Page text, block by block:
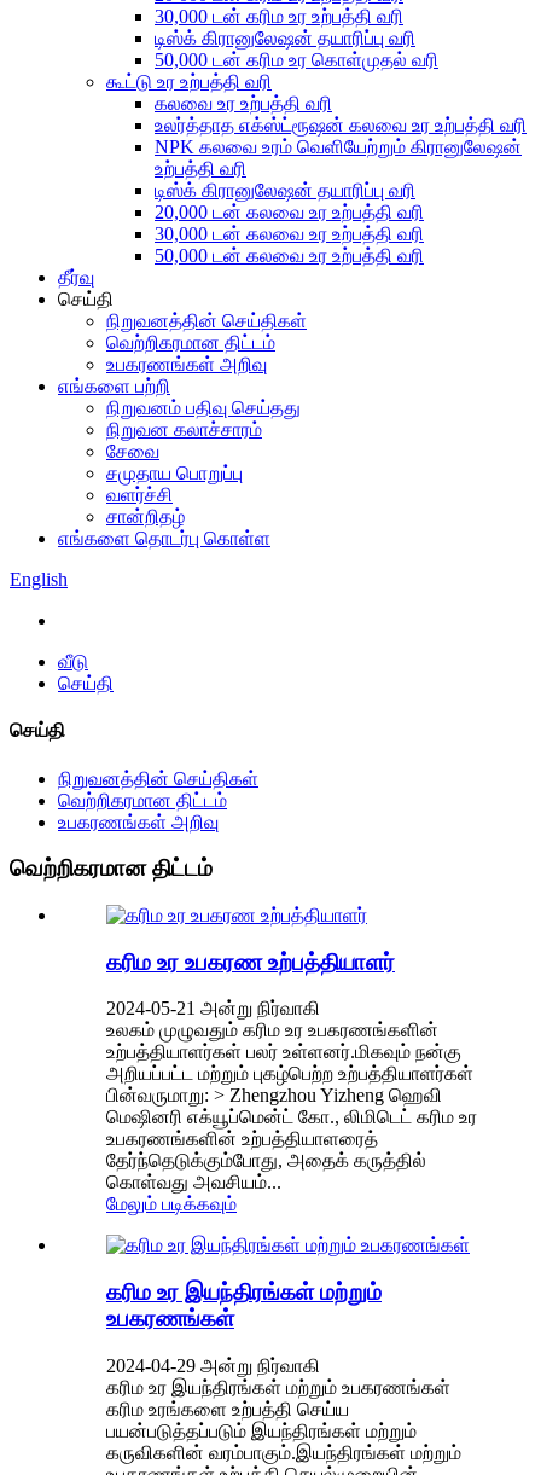
30,000 டன் கரிம உர உற்பத்தி வரி
டிஸ்க் கிரானுலேஷன் தயாரிப்பு வரி
50,000 டன் கரிம உர கொள்முதல் வரி
கூட்டு உர உற்பத்தி வரி
கலவை உர உற்பத்தி வரி
உலர்த்தாத எக்ஸ்ட்ரூஷன் கலவை உர உற்பத்தி வரி
NPK கலவை உரம் வெளியேற்றும் கிரானுலேஷன்
உற்பத்தி வரி
டிஸ்க் கிரானுலேஷன் தயாரிப்பு வரி
20,000 டன் கலவை உர உற்பத்தி வரி
30,000 டன் கலவை உர உற்பத்தி வரி
50,000 டன் கலவை உர உற்பத்தி வரி
தீர்வு
செய்தி
நிறுவனத்தின் செய்திகள்
வெற்றிகரமான திட்டம்
உபகரணங்கள் அறிவு
எங்களை பற்றி
நிறுவனம் பதிவு செய்தது
நிறுவன கலாச்சாரம்
சேவை
சமுதாய பொறுப்பு
வளர்ச்சி
சான்றிதழ்
எங்களை தொடர்பு கொள்ள
English
வீடு
செய்தி
செய்தி
நிறுவனத்தின் செய்திகள்
வெற்றிகரமான திட்டம்
உபகரணங்கள் அறிவு
வெற்றிகரமான திட்டம்
கரிம உர உபகரண உற்பத்தியாளர்
2024-05-21 அன்று நிர்வாகி
உலகம் முழுவதும் கரிம உர உபகரணங்களின்
உற்பத்தியாளர்கள் பலர் உள்ளனர்.மிகவும் நன்கு
அறியப்பட்ட மற்றும் புகழ்பெற்ற உற்பத்தியாளர்கள்
பின்வருமாறு: > Zhengzhou Yizheng ஹெவி
மெஷினரி எக்யூப்மென்ட் கோ., லிமிடெட் கரிம உர
உபகரணங்களின் உற்பத்தியாளரைத்
தேர்ந்தெடுக்கும்போது, ​​அதைக் கருத்தில்
கொள்வது அவசியம்...
மேலும் படிக்கவும்
கரிம உர இயந்திரங்கள் மற்றும்
உபகரணங்கள்
2024-04-29 அன்று நிர்வாகி
கரிம உர இயந்திரங்கள் மற்றும் உபகரணங்கள்
கரிம உரங்களை உற்பத்தி செய்ய
பயன்படுத்தப்படும் இயந்திரங்கள் மற்றும்
கருவிகளின் வரம்பாகும்.இயந்திரங்கள் மற்றும்